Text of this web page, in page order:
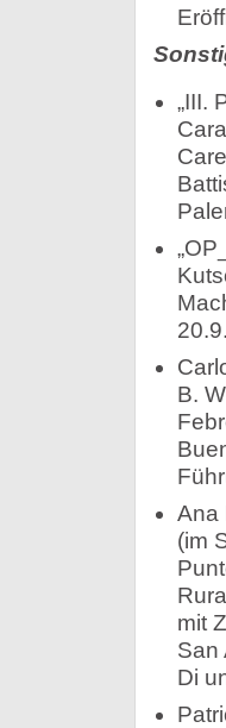
„III.
B.
Ana
(im
mit
San
Di